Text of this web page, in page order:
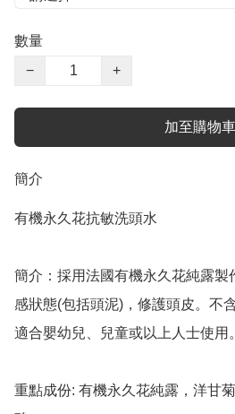
數量
−
+
加至購物車
簡介
有機永久花抗敏洗頭水
簡介：採用法國有機永久花純露製
感狀態(包括頭泥)，修護頭皮。不
適合嬰幼兒、兒童或以上人士使用
重點成份: 有機永久花純露，洋甘